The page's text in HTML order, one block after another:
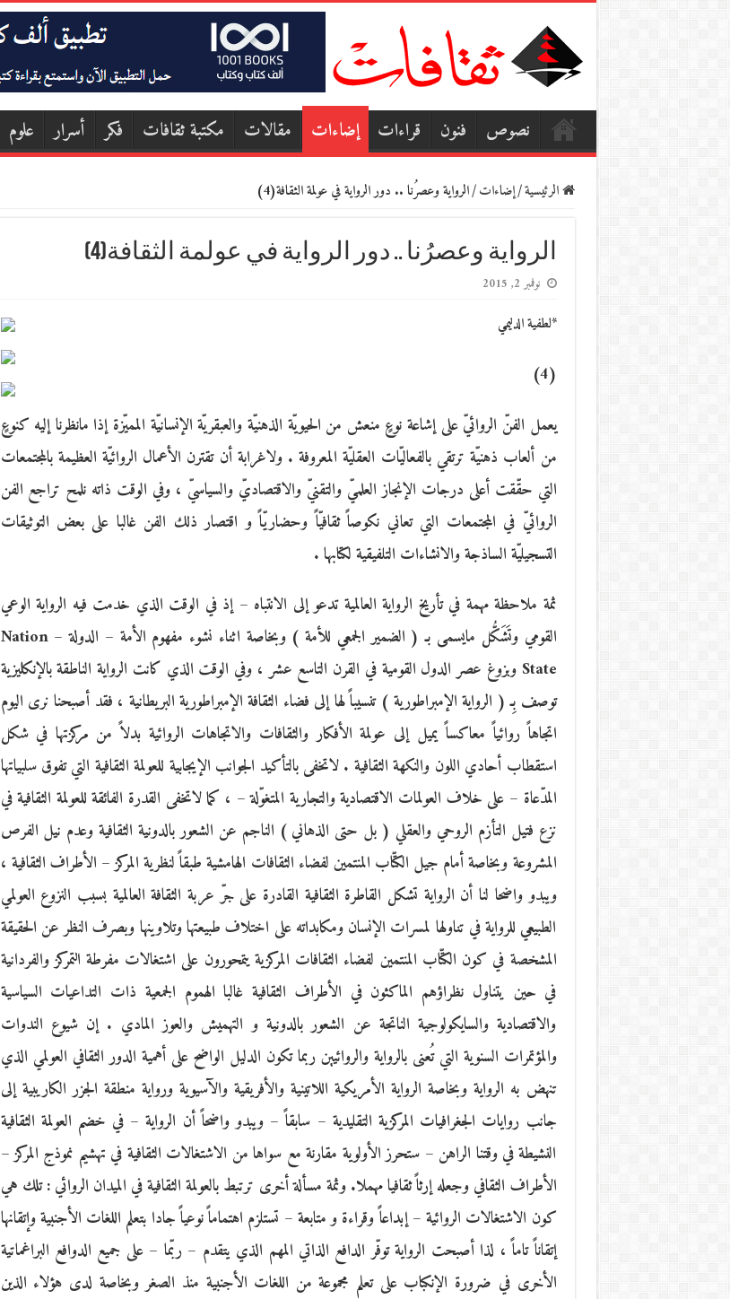
نصوص فنون قراءات إضاءات مقالات مكتبة ثقافات فكر أسرار علوم
الرئيسية/إضاءات/الرواية وعصرُنا .. دور الرواية في عولمة الثقافة(4)
الرواية وعصرُنا .. دور الرواية في عولمة الثقافة(4)
نوفمبر 2, 2015
*لطفية الدليمي
(4)
يعمل الفنّ الروائيّ على إشاعة نوعٍ منعش من الحيويّة الذهنيّة والعبقريّة الإنسانيّة المميّزة إذا مانظرنا إليه كنوعٍ
من ألعاب ذهنيّة ترتقي بالفعاليّات العقليّة المعروفة . ولاغرابة أن تقترن الأعمال الروائيّة العظيمة بالمجتمعات
التي حقّقت أعلى درجات الإنجاز العلميّ والتقنيّ والاقتصاديّ والسياسيّ ، وفي الوقت ذاته نلمح تراجع الفن
الروائيّ في المجتمعات التي تعاني نكوصاً ثقافيّاً وحضاريّاً و اقتصار ذلك الفن غالبا على بعض التوثيقات
التسجيليّة الساذجة والانشاءات التلفيقية لكتابها .
ثمة ملاحظة مهمة في تأريخ الرواية العالمية تدعو إلى الانتباه – إذ في الوقت الذي خدمت فيه الرواية الوعي
القومي وتَشَكُّل مايسمى بـ ( الضمير الجمعي للأمة ) وبخاصة اثناء نشوء مفهوم الأمة – الدولة Nation –
State وبزوغ عصر الدول القومية في القرن التاسع عشر ، وفي الوقت الذي كانت الرواية الناطقة بالإنكليزية
توصف بِـ ( الرواية الإمبراطورية ) تنسيباً لها إلى فضاء الثقافة الإمبراطورية البريطانية ، فقد أصبحنا نرى اليوم
اتجاهاً روائياً معاكساً يميل إلى عولمة الأفكار والثقافات والاتجاهات الروائية بدلاً من مركزتها في شكل
استقطاب أحادي اللون والنكهة الثقافية . لاتخفى بالتأكيد الجوانب الإيجابية للعولمة الثقافية التي تفوق سلبياتها
المدّعاة – على خلاف العولمات الاقتصادية والتجارية المتغوّلة – ، كما لاتخفى القدرة الفائقة للعولمة الثقافية في
نزع فتيل التأزم الروحي والعقلي ( بل حتى الذهاني ) الناجم عن الشعور بالدونية الثقافية وعدم نيل الفرص
المشروعة وبخاصة أمام جيل الكتّاب المنتمين لفضاء الثقافات الهامشية طبقاً لنظرية المركز – الأطراف الثقافية ،
ويبدو واضحا لنا أن الرواية تشكل القاطرة الثقافية القادرة على جرّ عربة الثقافة العالمية بسبب النزوع العولمي
الطبيعي للرواية في تناولها لمسرات الإنسان ومكابداته على اختلاف طبيعتها وتلاوينها وبصرف النظر عن الحقيقة
المشخصة في كون الكتّاب المنتمين لفضاء الثقافات المركزية يتمحورون على اشتغالات مفرطة التمركز والفردانية
في حين يتناول نظراؤهم الماكثون في الأطراف الثقافية غالبا الهموم الجمعية ذات التداعيات السياسية
والاقتصادية والسايكولوجية الناتجة عن الشعور بالدونية و التهميش والعوز المادي . إن شيوع الندوات
والمؤتمرات السنوية التي تُعنى بالرواية والروائيين ربما تكون الدليل الواضح على أهمية الدور الثقافي العولمي الذي
تنهض به الرواية وبخاصة الرواية الأمريكية اللاتينية والأفريقية والآسيوية ورواية منطقة الجزر الكاريبية إلى
جانب روايات الجغرافيات المركزية التقليدية – سابقاً – ويبدو واضحاً أن الرواية – في خضم العولمة الثقافية
النشيطة في وقتنا الراهن – ستحرز الأولوية مقارنة مع سواها من الاشتغالات الثقافية في تهشيم نموذج المركز –
الأطراف الثقافي وجعله إرثاً ثقافيا مهملا. وثمة مسألة أخرى ترتبط بالعولمة الثقافية في الميدان الروائي : تلك هي
كون الاشتغالات الروائية – إبداعاً وقراءة و متابعة – تستلزم اهتماماً نوعياً جادا بتعلم اللغات الأجنبية وإتقانها
إتقاناً تاماً ، لذا أصبحت الرواية توفّر الدافع الذاتي المهم الذي يتقدم – ربّما – على جميع الدوافع البراغماتية
الأخرى في ضرورة الإنكباب على تعلم مجموعة من اللغات الأجنبية منذ الصغر وبخاصة لدى هؤلاء الذين